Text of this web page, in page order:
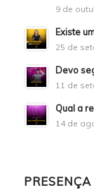
9 de
Existe
25 de
Devo
11 de
Qual a
14 de